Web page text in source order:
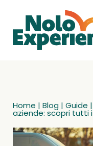
Home | Blog | Guide |
aziende: scopri tutti